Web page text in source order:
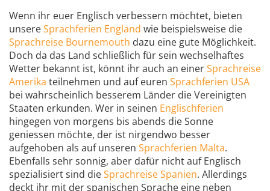
Wenn ihr euer Englisch verbessern möchtet, bieten
unsereSprachferien England wie beispielsweise die
Sprachreise Bournemouth dazu eine gute Möglichkeit.
Doch da das Land schließlich für sein wechselhaftes
Wetter bekannt ist, könnt ihr auch an einerSprachreise
Amerika teilnehmen und auf euren Sprachferien USA
bei wahrscheinlich besserem Länder die Vereinigten
Staaten erkunden. Wer in seinen Englischferien
hingegen von morgens bis abends die Sonne
geniessen möchte, der ist nirgendwo besser
aufgehoben als auf unseren Sprachferien Malta.
Ebenfalls sehr sonnig, aber dafür nicht auf Englisch
spezialisiert sind dieSprachreise Spanien. Allerdings
deckt ihr mit der spanischen Sprache eine neben